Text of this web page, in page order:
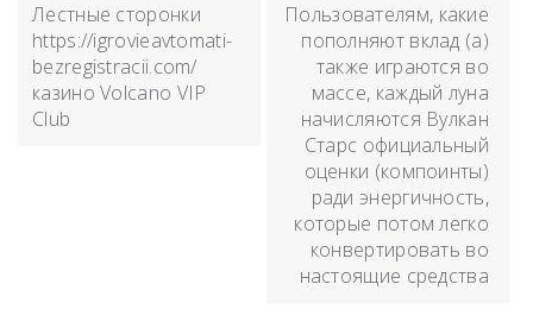
Лестные сторонки
https://igrovieavtomati-
bezregistracii.com/
казино Volcano VIP
Club
Пользователям, какие
пополняют вклад (а)
также играются во
массе, каждый луна
начисляются Вулкан
Старс официальный
оценки (компоинты)
ради энергичность,
которые потом легко
конвертировать во
настоящие средства